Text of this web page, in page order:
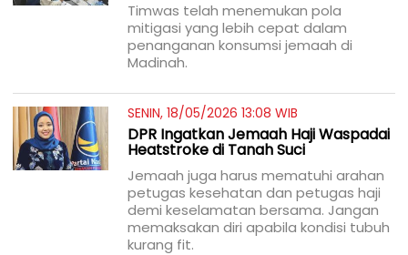
Timwas telah menemukan pola
mitigasi yang lebih cepat dalam
penanganan konsumsi jemaah di
Madinah.
SENIN, 18/05/2026 13:08 WIB
DPR Ingatkan Jemaah Haji Waspadai
Heatstroke di Tanah Suci
Jemaah juga harus mematuhi arahan
petugas kesehatan dan petugas haji
demi keselamatan bersama. Jangan
memaksakan diri apabila kondisi tubuh
kurang fit.